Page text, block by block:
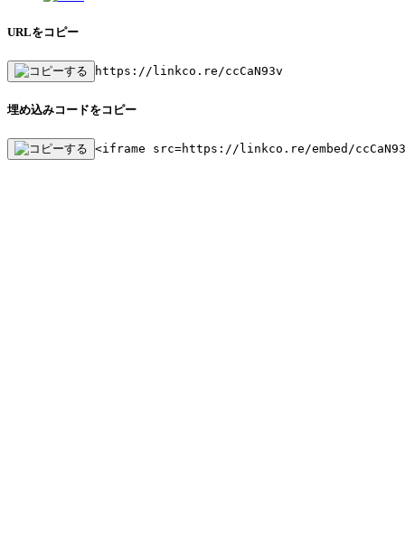
URLをコピー
https://linkco.re/ccCaN93v
埋め込みコードをコピー
<iframe src=https://linkco.re/embed/